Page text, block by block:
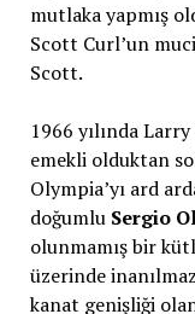
mutlaka yapmış
Scott Curl’un
Scott.
1966 yılında
emekli olduktan
Olympia’yı ard
doğumlu Sergio
olunmamış bir
üzerinde
kanat genişliği